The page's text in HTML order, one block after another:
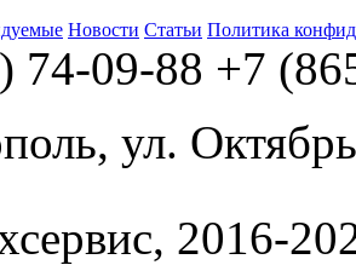
Новости Статьи Политика
74-09-88 +7
ул.
2016-